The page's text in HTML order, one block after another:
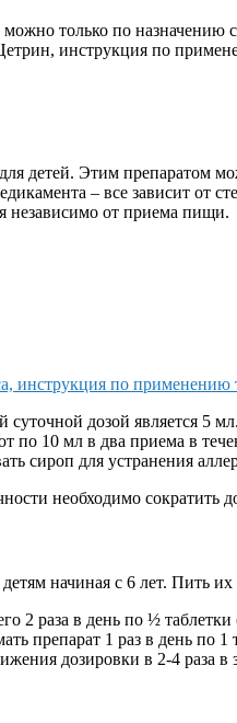
только по назначению
инструкция по
детей. Этим препаратом
– все зависит от
независимо от приема пищи.
инструкция по применению
суточной дозой является 5 мл.
по 10 мл в два приема в
сироп для устранения
необходимо сократить
начиная с 6 лет. Пить
2 раза в день по ½
препарат 1 раз в день по 1
дозировки в 2-4 раза в